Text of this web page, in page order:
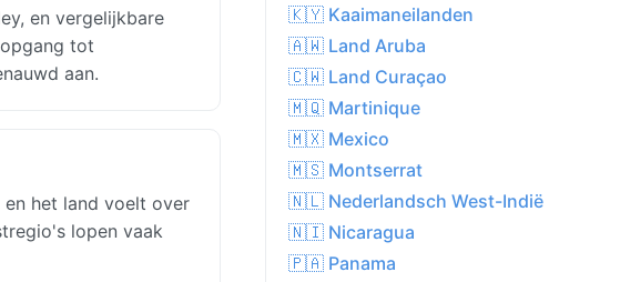
en vergelijkbare
tot
aan.
het land voelt over
lopen vaak
🇰🇾 Kaaimaneilanden
🇦🇼 Land Aruba
🇨🇼 Land Curaçao
🇲🇶 Martinique
🇲🇽 Mexico
🇲🇸 Montserrat
🇳🇱 Nederlandsch West-Indië
🇳🇮 Nicaragua
🇵🇦 Panama